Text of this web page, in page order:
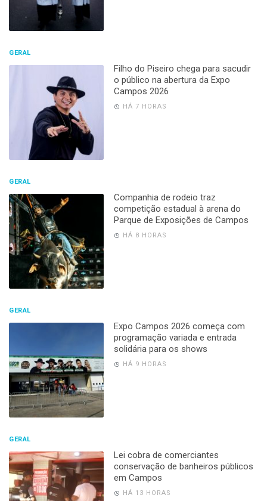
GERAL
Filho do Piseiro chega para sacudir
o público na abertura da Expo
Campos 2026
HÁ 7 HORAS
GERAL
Companhia de rodeio traz
competição estadual à arena do
Parque de Exposições de Campos
HÁ 8 HORAS
GERAL
Expo Campos 2026 começa com
programação variada e entrada
solidária para os shows
HÁ 9 HORAS
GERAL
Lei cobra de comerciantes
conservação de banheiros públicos
em Campos
HÁ 13 HORAS